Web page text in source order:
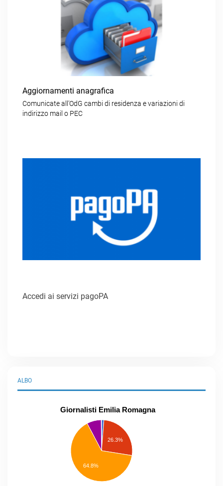
Aggiornamenti anagrafica
Comunicate all’OdG cambi di residenza e variazioni di
indirizzo mail o PEC
Accedi ai servizi pagoPA
ALBO
Giornalisti Emilia Romagna
26.3%
64.8%